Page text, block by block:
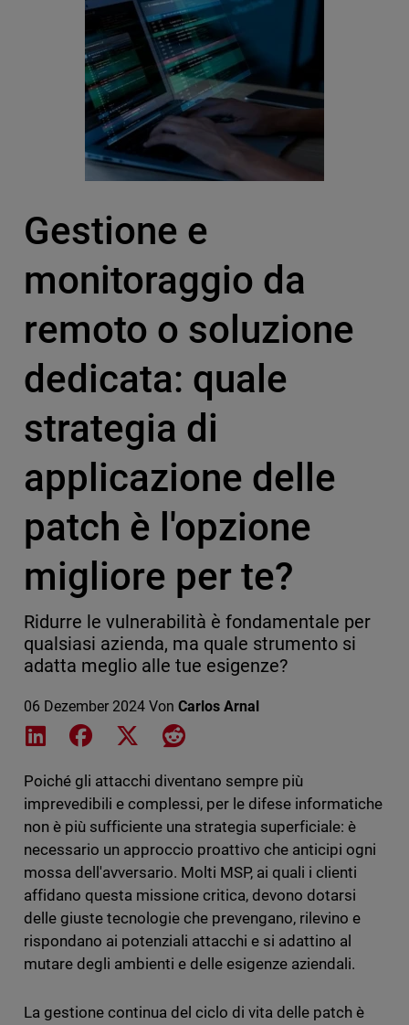
Gestione e
monitoraggio da
remoto o soluzione
dedicata: quale
strategia di
applicazione delle
patch è l'opzione
migliore per te?
Ridurre le vulnerabilità è fondamentale per
qualsiasi azienda, ma quale strumento si
adatta meglio alle tue esigenze?
06 Dezember 2024 Von Carlos Arnal
Share on LinkedIn
Share on Facebook
Share on XShare on Reddit
Poiché gli attacchi diventano sempre più
imprevedibili e complessi, per le difese informatiche
non è più sufficiente una strategia superficiale: è
necessario un approccio proattivo che anticipi ogni
mossa dell'avversario. Molti MSP, ai quali i clienti
affidano questa missione critica, devono dotarsi
delle giuste tecnologie che prevengano, rilevino e
rispondano ai potenziali attacchi e si adattino al
mutare degli ambienti e delle esigenze aziendali.
La gestione continua del ciclo di vita delle patch è